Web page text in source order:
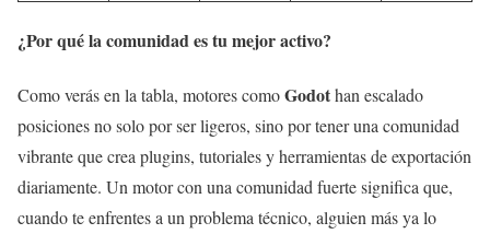
¿Por qué la comunidad es tu mejor activo?
Como verás en la tabla, motores comoGodothan escalado
posiciones no solo por ser ligeros, sino por tener una comunidad
vibrante que crea plugins, tutoriales y herramientas de exportación
diariamente. Un motor con una comunidad fuerte significa que,
cuando te enfrentes a un problema técnico, alguien más ya lo